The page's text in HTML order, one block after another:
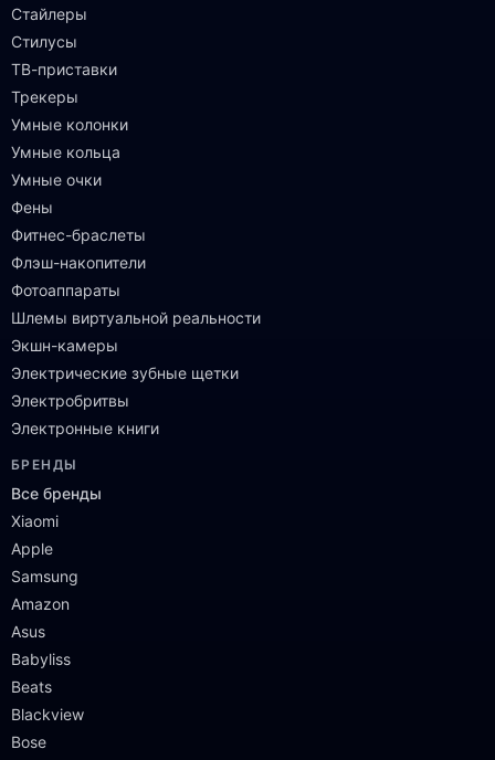
Стайлеры
Стилусы
ТВ-приставки
Трекеры
Умные колонки
Умные кольца
Умные очки
Фены
Фитнес-браслеты
Флэш-накопители
Фотоаппараты
Шлемы виртуальной реальности
Экшн-камеры
Электрические зубные щетки
Электробритвы
Электронные книги
БРЕНДЫ
Все бренды
Xiaomi
Apple
Samsung
Amazon
Asus
Babyliss
Beats
Blackview
Bose